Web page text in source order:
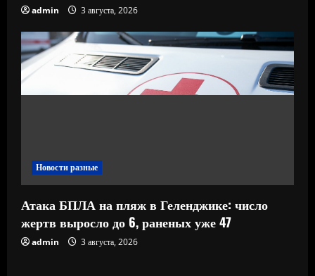
admin 3 августа, 2026
Новости разные
Атака БПЛА на пляж в Геленджике: число
жертв выросло до 6, раненых уже 47
admin 3 августа, 2026